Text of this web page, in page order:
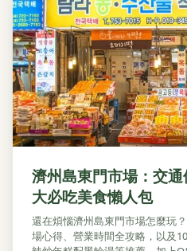
濟州島東門市場：交
大必吃美食懶人包
還在煩惱濟州島東門市場怎麼玩
場心得、營業時間全攻略，以及